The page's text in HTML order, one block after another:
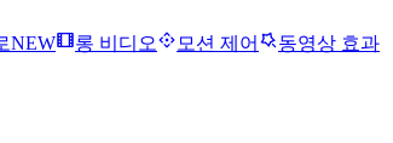
NEW 롱 비디오 모션 제어 동영상 효과